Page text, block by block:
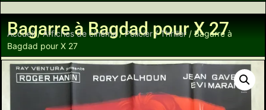
Bagarre à Bagdad pour X 27
Accueil/Affiches de cinéma/Policier / Thriller / Bagarre à
Bagdad pour X 27